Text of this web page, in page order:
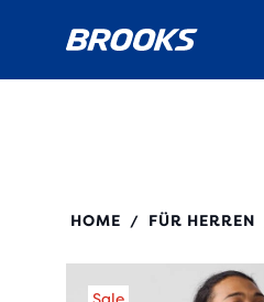
HOME / FÜR HERREN